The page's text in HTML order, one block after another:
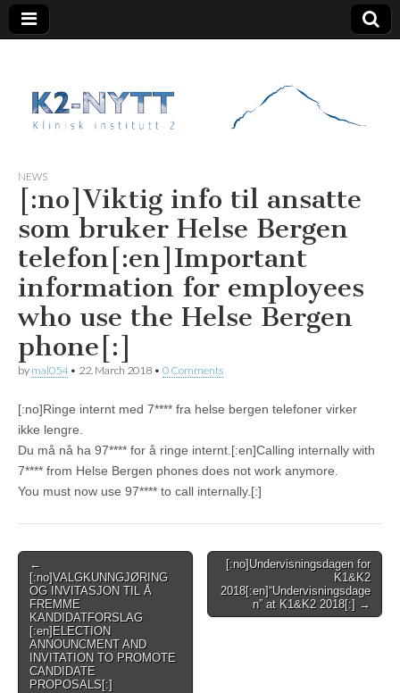
K2 Nytt
NEWS
[:no]Viktig info til ansatte
som bruker Helse Bergen
telefon[:en]Important
information for employees
who use the Helse Bergen
phone[:]
by mal054• 22. March 2018 • 0 Comments
[:no]Ringe internt med 7**** fra helse bergen telefoner virker
ikke lengre.
Du må nå ha 97**** for å ringe internt.[:en]Calling internally with
7**** from Helse Bergen phones does not work anymore.
You must now use 97**** to call internally.[:]
Post
navigation
←
[:no]VALGKUNNGJØRING
OG INVITASJON TIL Å
FREMME
KANDIDATFORSLAG
[:en]ELECTION
ANNOUNCMENT AND
INVITATION TO PROMOTE
CANDIDATE
PROPOSALS[:]
[:no]Undervisningsdagen for
K1&K2
2018[:en]“Undervisningsdage
n” at K1&K2 2018[:] →